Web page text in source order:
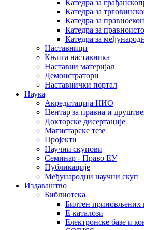
Катедра за
Катедра за
Катедра за
Катедра за
Катедра за
Наставници
Књига наставника
Наставни материјал
Демонстратори
Наставнички портал
Наука
Акредитација НИО
Центар за правна и
Докторске дисертације
Магистарске тезе
Пројекти
Научни скупови
Семинар - Право ЕУ
Публикације
Међународни научни скуп
Издаваштво
Библиотека
Билтен приновљених
Е-каталози
Електронске базе и